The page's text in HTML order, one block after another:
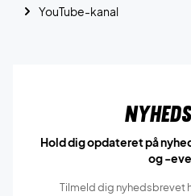
YouTube-kanal
Hold dig opdateret på
og -
Tilmeld dig nyhedsbrevet